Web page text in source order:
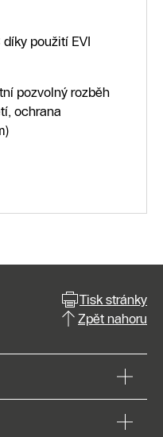
použití EVI
pozvolný rozběh
ochrana
Tisk stránky
Zpět nahoru